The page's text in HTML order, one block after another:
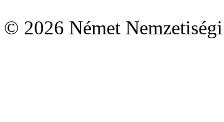
© 2026 Német